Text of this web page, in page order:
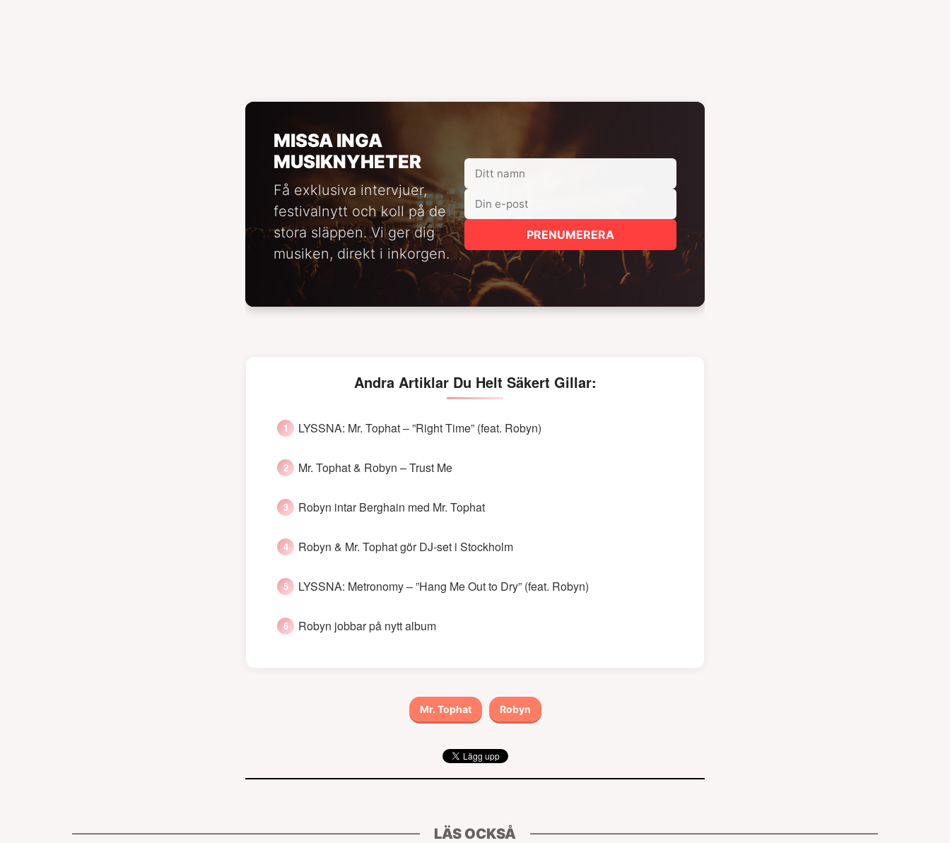
MISSA INGA
MUSIKNYHETER
Få exklusiva intervjuer,
festivalnytt och koll på de
stora släppen. Vi ger dig
musiken, direkt i inkorgen.
PRENUMERERA
Andra Artiklar Du Helt Säkert Gillar:
LYSSNA: Mr. Tophat – ”Right Time” (feat. Robyn)
Mr. Tophat & Robyn – Trust Me
Robyn intar Berghain med Mr. Tophat
Robyn & Mr. Tophat gör DJ-set i Stockholm
LYSSNA: Metronomy – ”Hang Me Out to Dry” (feat. Robyn)
Robyn jobbar på nytt album
Mr. Tophat Robyn
LÄS OCKSÅ